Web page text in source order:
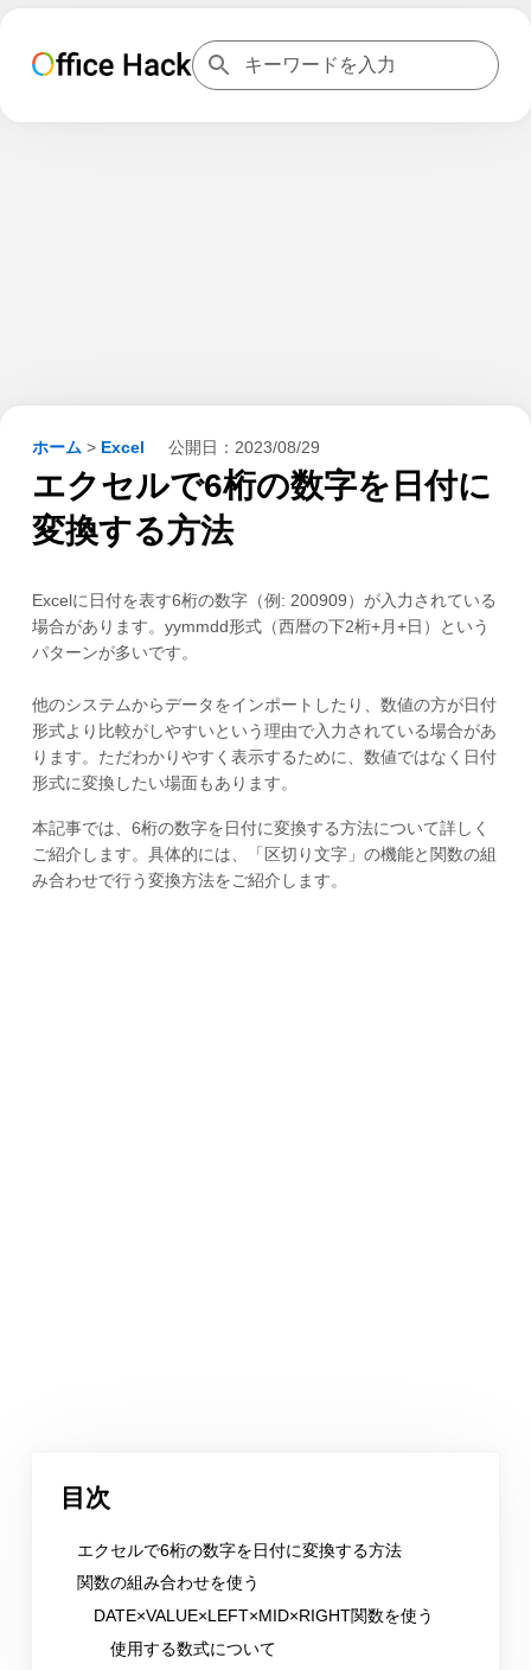
ホーム > Excel 公開日： 2023/08/29
エクセルで6桁の数字を日付に
変換する方法
Excelに日付を表す6桁の数字（例: 200909）が入力されている
場合があります。yymmdd形式（西暦の下2桁+月+日）という
パターンが多いです。
他のシステムからデータをインポートしたり、数値の方が日付
形式より比較がしやすいという理由で入力されている場合があ
ります。ただわかりやすく表示するために、数値ではなく日付
形式に変換したい場面もあります。
本記事では、6桁の数字を日付に変換する方法について詳しく
ご紹介します。具体的には、「区切り文字」の機能と関数の組
み合わせで行う変換方法をご紹介します。
目次
エクセルで6桁の数字を日付に変換する方法
関数の組み合わせを使う
DATE×VALUE×LEFT×MID×RIGHT関数を使う
使用する数式について